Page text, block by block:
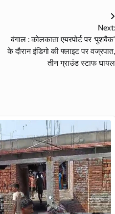
Next:
बंगाल : कोलकाता एयरपोर्ट पर ‘पुशबैक’
के दौरान इंडिगो की फ्लाइट पर वज्रपात,
तीन ग्राउंड स्टाफ घायल